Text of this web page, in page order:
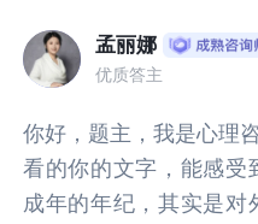
孟丽娜
优质答主
你好，题主，我是心理
看的你的文字，能感受
成年的年纪，其实是对